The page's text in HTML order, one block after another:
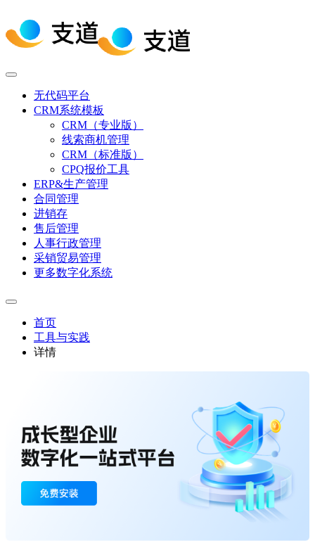
无代码平台
CRM系统模板
CRM（专业版）
线索商机管理
CRM（标准版）
CPQ报价工具
ERP&生产管理
合同管理
进销存
售后管理
人事行政管理
采销贸易管理
更多数字化系统
首页
工具与实践
详情